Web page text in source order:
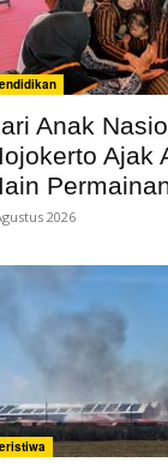
Anak
Ajak
2026